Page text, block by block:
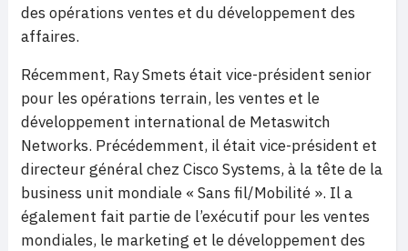
des opérations ventes et du développement des
affaires.
Récemment, Ray Smets était vice-président senior
pour les opérations terrain, les ventes et le
développement international de Metaswitch
Networks. Précédemment, il était vice-président et
directeur général chez Cisco Systems, à la tête de la
business unit mondiale « Sans fil/Mobilité ». Il a
également fait partie de l’exécutif pour les ventes
mondiales, le marketing et le développement des